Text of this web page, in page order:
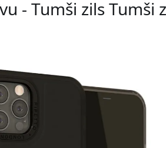
- Tumši zils Tumši